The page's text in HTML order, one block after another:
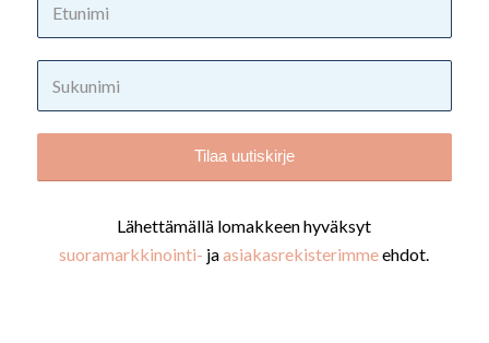
Lähettämällä lomakkeen hyväksyt
suoramarkkinointi- jaasiakasrekisterimmeehdot.